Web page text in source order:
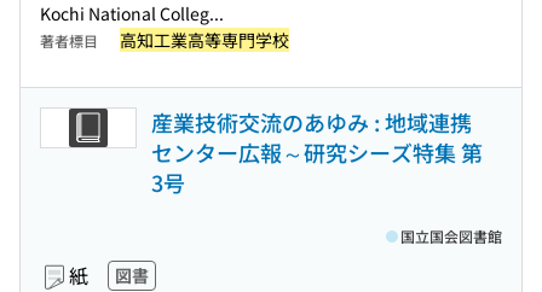
Kochi National Colleg...
著者標目 高知工業高等専門学校
産業技術交流のあゆみ : 地域連携
センター広報～研究シーズ特集 第
3号
紙 図書
国立国会図書館